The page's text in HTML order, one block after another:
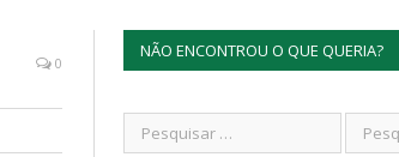
0
NÃO ENCONTROU O QUE QUERIA?